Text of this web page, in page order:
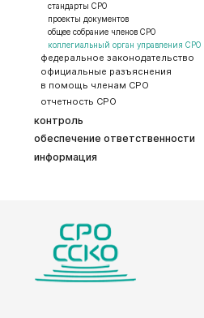
стандарты СРО
проекты документов
общее собрание членов СРО
коллегиальный орган управления СРО
федеральное законодательство
официальные разъяснения
в помощь членам СРО
отчетность СРО
контроль
обеспечение ответственности
информация